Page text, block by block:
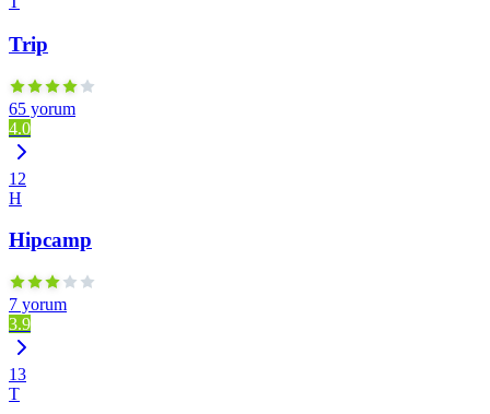
Trip
65 yorum
4.0
12
H
Hipcamp
7 yorum
3.9
13
T